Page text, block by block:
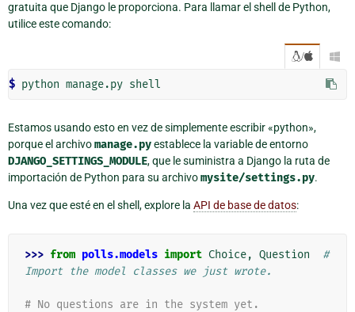
gratuita que Django le proporciona. Para llamar el shell de Python,
utilice este comando:
/ 
$
Estamos usando esto en vez de simplemente escribir «python»,
porque el archivomanage.pyestablece la variable de entorno
DJANGO_SETTINGS_MODULE, que le suministra a Django la ruta de
importación de Python para su archivomysite/settings.py.
Una vez que esté en el shell, explore la API de base de datos:
>>> from polls.models import Choice, Question
#
Import the model classes we just wrote.
# No questions are in the system yet.